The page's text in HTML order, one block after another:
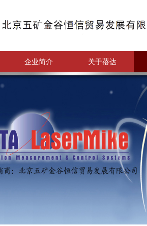
企业简介 关于蓓达